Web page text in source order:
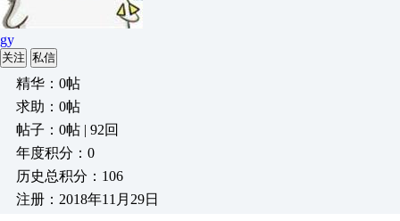
gy
关注 私信
精华：0帖
求助：0帖
帖子：0帖 | 92回
年度积分：0
历史总积分：106
注册：2018年11月29日